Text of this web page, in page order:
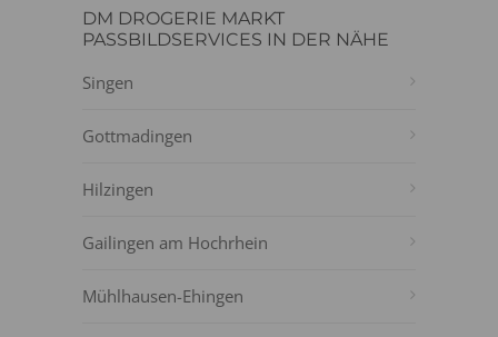
DM DROGERIE MARKT
PASSBILDSERVICES IN DER NÄHE
Singen
Gottmadingen
Hilzingen
Gailingen am Hochrhein
Mühlhausen-Ehingen